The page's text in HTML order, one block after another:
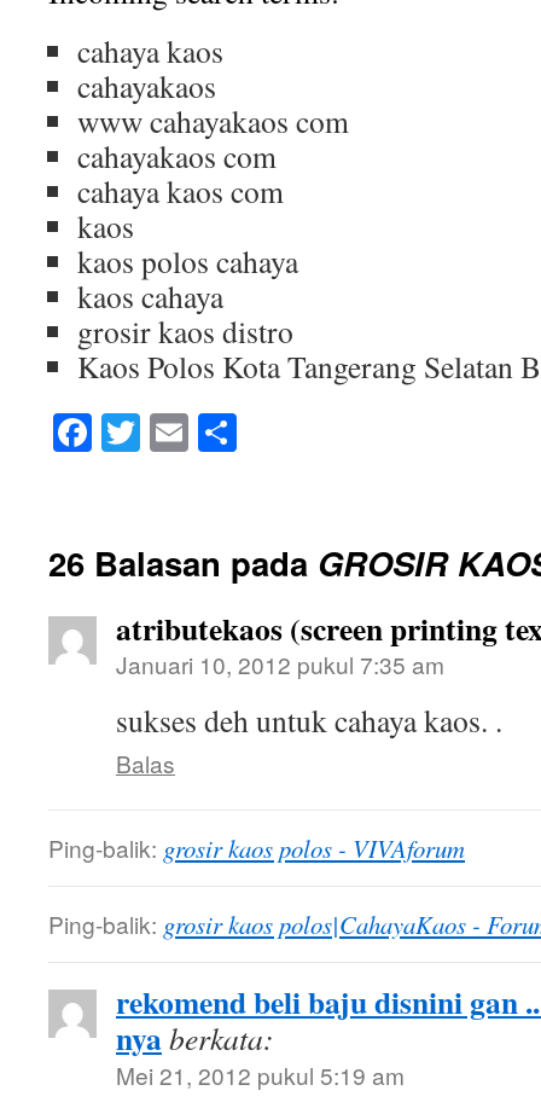
cahaya kaos
cahayakaos
www cahayakaos com
cahayakaos com
cahaya kaos com
kaos
kaos polos cahaya
kaos cahaya
grosir kaos distro
Kaos Polos Kota Tangerang Selatan
Facebook
Twitter
Email
26 Balasan pada GROSIR
atributekaos (screen printing
Januari 10, 2012 pukul 7:35 am
sukses deh untuk cahaya kaos. .
Balas
Ping-balik: grosir kaos polos - VIVAforum
Ping-balik: grosir kaos polos|CahayaKaos -
rekomend beli baju disnini gan
nyaberkata:
Mei 21, 2012 pukul 5:19 am